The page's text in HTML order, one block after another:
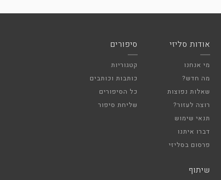
אודות סליזי
מי אנחנו
מה חדש?
שאלות נפוצות
רוצה לעזור?
תנאי שימוש
דברו איתנו
פרסום בסליזי
סיפורים
קטגוריות
כותבות וכותבים
כל הסיפורים
שליחת סיפור
שיתוף